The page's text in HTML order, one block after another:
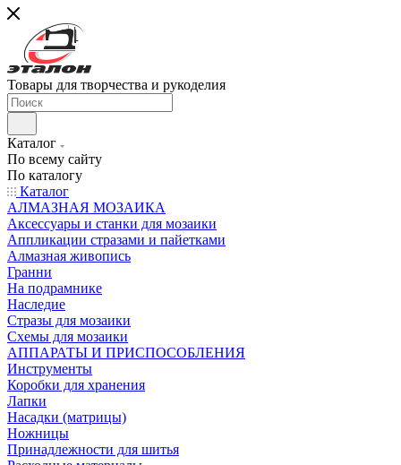
Товары для творчества и рукоделия
Каталог
По всему сайту
По каталогу
Каталог
АЛМАЗНАЯ МОЗАИКА
Аксессуары и станки для мозаики
Аппликации стразами и пайетками
Алмазная живопись
Гранни
На подрамнике
Наследие
Стразы для мозаики
Схемы для мозаики
АППАРАТЫ И ПРИСПОСОБЛЕНИЯ
Инструменты
Коробки для хранения
Лапки
Насадки (матрицы)
Ножницы
Принадлежности для шитья